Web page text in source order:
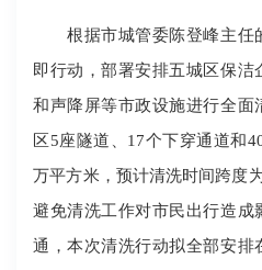
根据市城管委陈登峰主任
即行动，部署安排五城区保洁
和声降屏等市政设施进行全面
区5座隧道、17个下穿通道和
万平方米，预计清洗时间跨度
避免清洗工作对市民出行造成
通，本次清洗行动拟全部安排